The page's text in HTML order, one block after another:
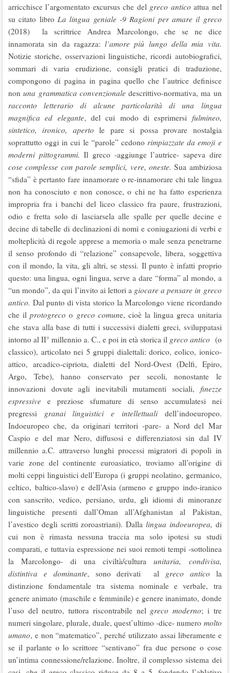
arricchisce l’argomentato excursus che del greco antico attua nel
su citato libro La lingua geniale -9 Ragioni per amare il greco
(2018) la scrittrice Andrea Marcolongo, che se ne dice
innamorata sin da ragazza:l’amore più lungo della mia vita.
Notizie storiche, osservazioni linguistiche, ricordi autobiografici,
sommari di varia erudizione, consigli pratici di traduzione,
compongono di pagina in pagina quello che l’autrice definisce
nonuna grammatica convenzionaledescrittivo-normativa, ma un
racconto letterario di alcune particolarità di una lingua
magnifica ed elegante, del cui modo di esprimersi fulmineo,
sintetico, ironico, aperto le pare si possa provare nostalgia
soprattutto oggi in cui le “parole” cedonorimpiazzate da emoji e
moderni pittogrammi. Il greco -aggiunge l’autrice- sapeva dire
cose complesse con parole semplici, vere, oneste.Sua ambiziosa
“sfida” è pertanto fare innamorare o re-innamorare chi tale lingua
non ha conosciuto e non conosce, o chi ne ha fatto esperienza
impropria fra i banchi del liceo classico fra paure, frustrazioni,
odio e fretta solo di lasciarsela alle spalle per quelle decine e
decine di tabelle di declinazioni di nomi e coniugazioni di verbi e
molteplicità di regole apprese a memoria o male senza penetrarne
il senso profondo di “relazione” consapevole, libera, soggettiva
con il mondo, la vita, gli altri, se stessi. Il punto è infatti proprio
questo: una lingua, ogni lingua, serve a dare “forma” al mondo, a
“un mondo”, da qui l’invito ai lettori a giocare a pensare in greco
antico. Dal punto di vista storico la Marcolongo viene ricordando
che ilprotogreco o greco comune, cioè la lingua greca unitaria
che stava alla base di tutti i successivi dialetti greci, sviluppatasi
intorno al II° millennio a. C., e poi in età storica il greco antico (o
classico), articolato nei 5 gruppi dialettali: dorico, eolico, ionico-
attico, arcadico-cipriota, dialetti del Nord-Ovest (Delfi, Epiro,
Argo, Tebe), hanno conservato per secoli, nonostante le
innovazioni dovute agli inevitabili mutamenti sociali, finezze
espressive e preziose sfumature di senso accumulatesi nei
pregressi granai linguistici e intellettualidell’indoeuropeo.
Indoeuropeo che, da originari territori -pare- a Nord del Mar
Caspio e del mar Nero, diffusosi e differenziatosi sin dal IV
millennio a.C. attraverso lunghi processi migratori di popoli in
varie zone del continente euroasiatico, troviamo all’origine di
molti ceppi linguistici dell’Europa (i gruppi neolatino, germanico,
celtico, baltico-slavo) e dell’Asia (armeno e gruppo indo-iranico
con sanscrito, vedico, persiano, urdu, gli idiomi di minoranze
linguistiche presenti dall’Oman all’Afghanistan al Pakistan,
l’avestico degli scritti zoroastriani). Dalla lingua indoeuropea, di
cui non è rimasta nessuna traccia ma solo ipotesi su studi
comparati, e tuttavia espressione nei suoi remoti tempi -sottolinea
la Marcolongo- di una civiltà/cultura unitaria, condivisa,
distintiva e dominante, sono derivati al greco antico la
distinzione fondamentale tra sistema nominale e verbale, tra
genere animato (maschile e femminile) e genere inanimato, donde
l’uso del neutro, tuttora riscontrabile nel greco moderno; i tre
numeri singolare, plurale, duale, quest’ultimo -dice- numero molto
umano, e non “matematico”, perché utilizzato assai liberamente e
se il parlante o lo scrittore “sentivano” fra due persone o cose
un’intima connessione/relazione. Inoltre, il complesso sistema dei